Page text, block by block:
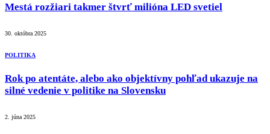
Mestá rozžiari takmer štvrť milióna LED svetiel
30. októbra 2025
POLITIKA
Rok po atentáte, alebo ako objektívny pohľad ukazuje na
silné vedenie v politike na Slovensku
2. júna 2025